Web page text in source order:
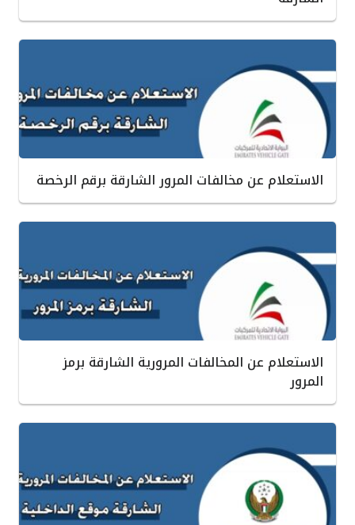
الاستعلام عن مخالفات المرور الشارقة برقم الرخصة
الاستعلام عن المخالفات المرورية الشارقة برمز
المرور